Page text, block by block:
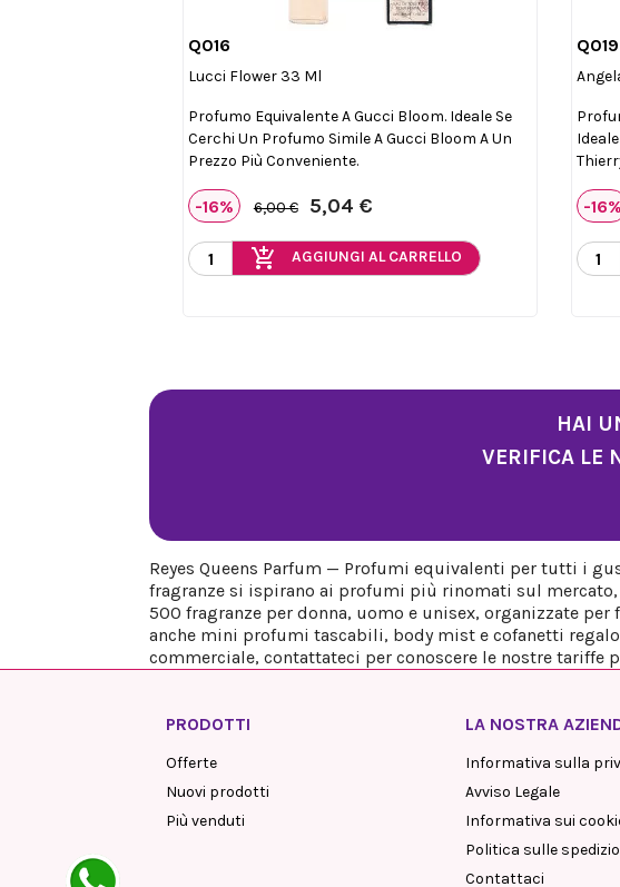
Q016
Lucci Flower 33 Ml
Profumo Equivalente A Gucci Bloom. Ideale Se
Cerchi Un Profumo Simile A Gucci Bloom A Un
Prezzo Più Conveniente.
-16% 6,00 € 5,04 €
add_shopping_cart AGGIUNGI AL CARRELLO
Q019
-16%
HAI
VERIFICA LE
Reyes Queens Parfum — Profumi equivalenti per tutti i
fragranze si ispirano ai profumi più rinomati sul
500 fragranze per donna, uomo e unisex, organizzate
anche mini profumi tascabili, body mist e cofanetti
commerciale, contattateci per conoscere le nostre tariffe
PRODOTTI
Offerte
Nuovi prodotti
Più venduti
LA NOSTRA
Informativa sulla
Avviso Legale
Informativa sui
Politica sulle
Contattaci